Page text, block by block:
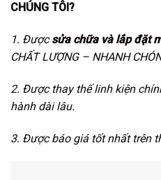
CHÚNG TÔI?
1. Được sửa chữa và lắp đặt
CHẤT LƯỢNG – NHANH
2. Được thay thế linh kiện
hành dài lâu.
3. Được báo giá tốt nhất trên